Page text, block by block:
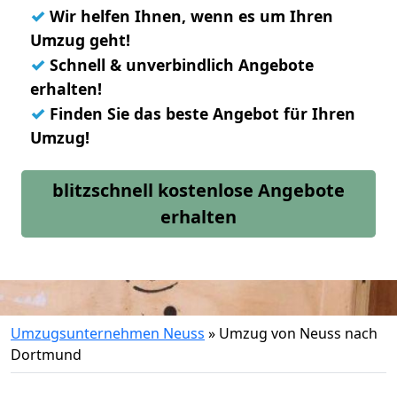
✓ Wir helfen Ihnen, wenn es um Ihren
Umzug geht!
✓ Schnell & unverbindlich Angebote
erhalten!
✓ Finden Sie das beste Angebot für Ihren
Umzug!
blitzschnell kostenlose Angebote
erhalten
Umzugsunternehmen Neuss » Umzug von Neuss nach
Dortmund